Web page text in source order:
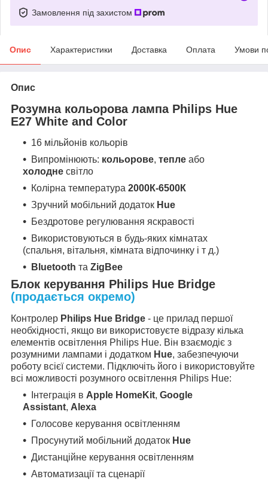
Замовлення під захистом
Опис Характеристики Доставка Оплата Умови
Опис
Розумна кольорова лампа Philips Hue
E27 White and Color
16 мільйонів кольорів
Випромінюють: кольорове, тепле або
холодне світло
Колірна температура 2000К-6500К
Зручний мобільний додаток Hue
Бездротове регулювання яскравості
Використовуються в будь-яких кімнатах
(спальня, вітальня, кімната відпочинку і т д.)
Bluetooth та ZigBee
Блок керування Philips Hue Bridge
(продається окремо)
Контролер Philips Hue Bridge - це прилад першої
необхідності, якщо ви використовуєте відразу кілька
елементів освітлення Philips Hue. Він взаємодіє з
розумними лампами і додатком Hue, забезпечуючи
роботу всієї системи. Підключіть його і використовуйте
всі можливості розумного освітлення Philips Hue:
Інтеграція в Apple HomeKit, Google
Assistant, Alexa
Голосове керування освітленням
Просунутий мобільний додаток Hue
Дистанційне керування освітленням
Автоматизації та сценарії